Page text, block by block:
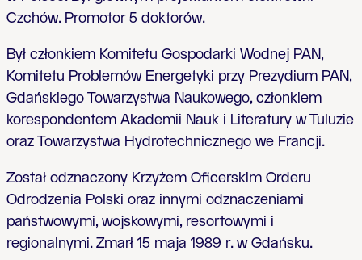
Czchów. Promotor 5 doktorów.
Był członkiem Komitetu Gospodarki Wodnej PAN,
Komitetu Problemów Energetyki przy Prezydium PAN,
Gdańskiego Towarzystwa Naukowego, członkiem
korespondentem Akademii Nauk i Literatury w Tuluzie
oraz Towarzystwa Hydrotechnicznego we Francji.
Został odznaczony Krzyżem Oficerskim Orderu
Odrodzenia Polski oraz innymi odznaczeniami
państwowymi, wojskowymi, resortowymi i
regionalnymi. Zmarł 15 maja 1989 r. w Gdańsku.